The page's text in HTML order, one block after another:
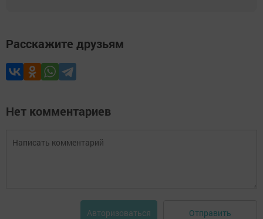
Расскажите друзьям
Нет комментариев
Авторизоваться Отправить